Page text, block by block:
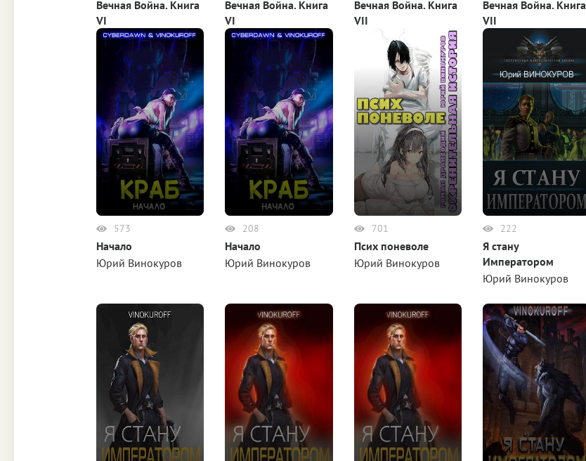
Вечная Война. Книга
VI
Юрий Винокуров
Вечная Война. Книга
VI
Юрий Винокуров
Вечная Война. Книга
VII
Юрий Винокуров
Вечная Война. Книга
VII
Юрий Винокуров
573
Начало
Юрий Винокуров
208
Начало
Юрий Винокуров
701
Псих поневоле
Юрий Винокуров
222
Я стану
Императором
Юрий Винокуров